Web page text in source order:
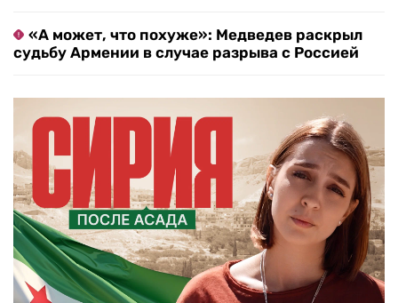
«А может, что похуже»: Медведев раскрыл
судьбу Армении в случае разрыва с Россией